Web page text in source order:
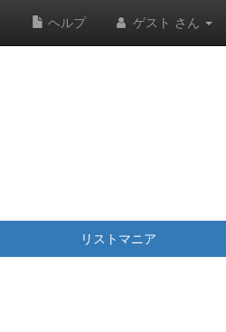
ヘルプ ゲスト さん
リストマニア